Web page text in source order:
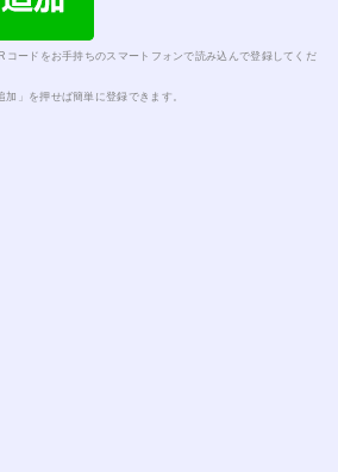
コードをお手持ちのスマートフォンで読み込んで登録してくだ
」を押せば簡単に登録できます。